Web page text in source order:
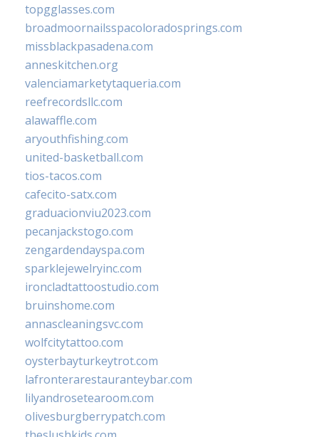
topgglasses.com
broadmoornailsspacoloradosprings.com
missblackpasadena.com
anneskitchen.org
valenciamarketytaqueria.com
reefrecordsllc.com
alawaffle.com
aryouthfishing.com
united-basketball.com
tios-tacos.com
cafecito-satx.com
graduacionviu2023.com
pecanjackstogo.com
zengardendayspa.com
sparklejewelryinc.com
ironcladtattoostudio.com
bruinshome.com
annascleaningsvc.com
wolfcitytattoo.com
oysterbayturkeytrot.com
lafronterarestauranteybar.com
lilyandrosetearoom.com
olivesburgberrypatch.com